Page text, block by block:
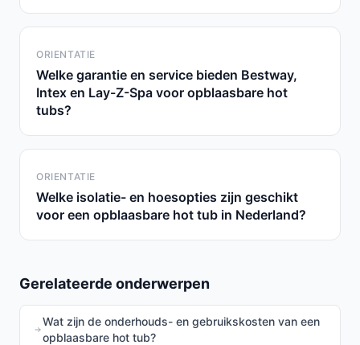
ORIENTATIE
Welke garantie en service bieden Bestway,
Intex en Lay-Z-Spa voor opblaasbare hot
tubs?
ORIENTATIE
Welke isolatie- en hoesopties zijn geschikt
voor een opblaasbare hot tub in Nederland?
Gerelateerde onderwerpen
Wat zijn de onderhouds- en gebruikskosten van een
opblaasbare hot tub?